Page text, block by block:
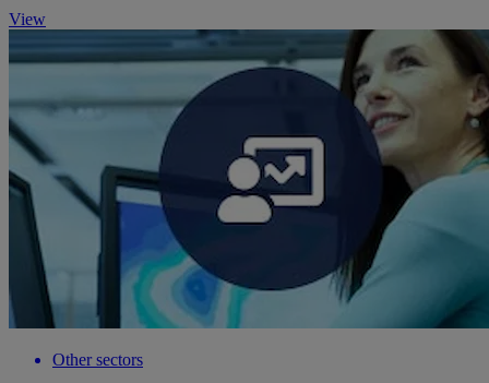
View
Other sectors